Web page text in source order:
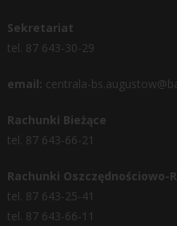
Sekretariat
tel. 87 643-30-29
email: centrala-
Rachunki Bieżące
tel. 87 643-66-21
Rachunki Oszczędnościowo-
tel. 87 643-25-41
tel. 87 643-66-11